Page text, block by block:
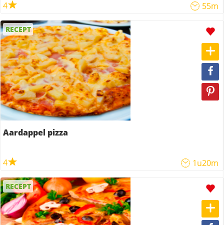
4 55m
RECEPT
Aardappel pizza
4 1u20m
RECEPT